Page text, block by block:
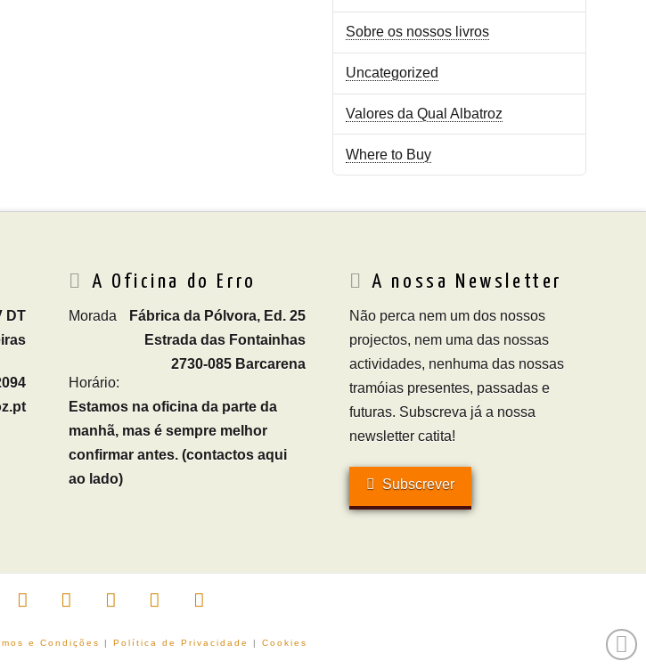
Sobre os nossos livros
Uncategorized
Valores da Qual Albatroz
Where to Buy
DT
A Oficina do Erro
Morada
Fábrica da Pólvora, Ed. 25
Estrada das Fontainhas
2730-085 Barcarena
Horário:
Estamos na oficina da parte da
manhã, mas é sempre melhor
confirmar antes. (contactos aqui
ao lado)
A nossa Newsletter
Não perca nem um dos nossos
projectos, nem uma das nossas
actividades, nenhuma das nossas
tramóias presentes, passadas e
futuras. Subscreva já a nossa
newsletter catita!
Subscrever
e Condições | Política de Privacidade | Cookies